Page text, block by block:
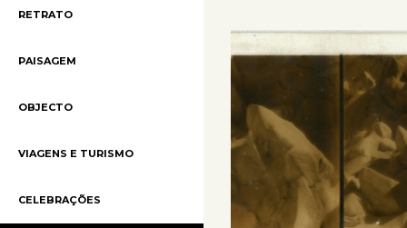
RETRATO
PAISAGEM
OBJECTO
VIAGENS E TURISMO
CELEBRAÇÕES